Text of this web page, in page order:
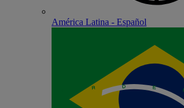
América Latina - Español